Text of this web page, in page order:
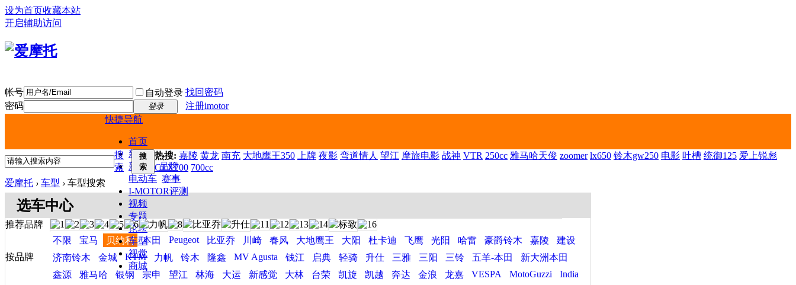
设为首页收藏本站
开启辅助访问
帐号 自动登录 找回密码
密码
登录
注册imotor
快捷导航
首页
新闻
新车
品牌
电动车 赛事
I-MOTOR评测
视频
专题
论坛
车型
视觉
商城
搜
索
搜
索
热搜: 嘉陵 黄龙 南充 大地鹰王350 上牌 夜影 弯道情人 望江 摩旅电影 战神 VTR 250cc 雅马哈天俊 zoomer lx650 铃木gw250 电影 吐槽 统御125 爱上锐彪
CTX700 700cc
爱摩托 › 车型 › 车型搜索
选车中心
推荐品牌
按品牌
不限 宝马 贝纳利 本田 Peugeot 比亚乔 川崎 春风 大地鹰王 大阳 杜卡迪 飞鹰 光阳 哈雷 豪爵铃木 嘉陵
建设
济南铃木
金城 KTM 力帆 铃木 隆鑫 MV Agusta 钱江 启典 轻骑 升仕 三雅 三阳 三铃 五羊-本田
新大洲本田
鑫源
雅马哈 银钢 宗申 望江 林海 大运 新感觉 大林 台荣 凯旋 凯越 奔达 金浪 龙嘉 VESPA MotoGuzzi
India